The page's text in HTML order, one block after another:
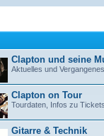
Clapton und seine
Aktuelles und
Clapton on Tour
Tourdaten, Infos zu
Gitarre & Technik